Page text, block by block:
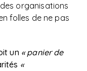
organisations
folles de ne pas
un « panier de
«